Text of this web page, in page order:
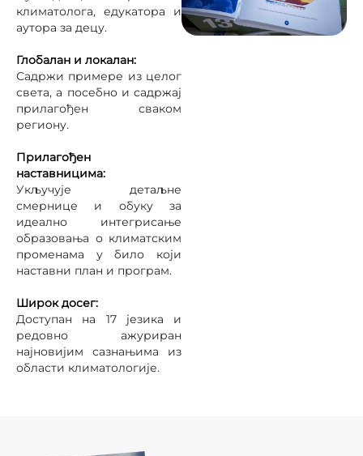
климатолога, едукатора и
аутора за децу.
Глобалан и локалан:
Садржи примере из целог
света, а посебно и садржај
прилагођен сваком
региону.
Прилагођен
наставницима:
Укључује детаљне
смернице и обуку за
идеално интегрисање
образовања о климатским
променама у било који
наставни план и програм.
Широк досег:
Доступан на 17 језика и
редовно ажуриран
најновијим сазнањима из
области климатологије.